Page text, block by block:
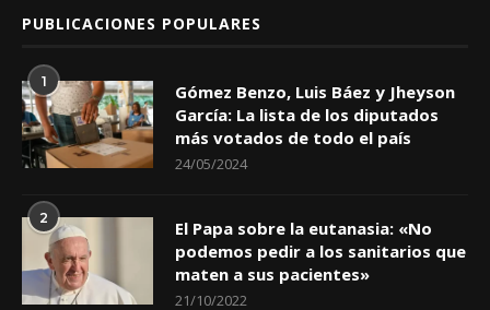
PUBLICACIONES POPULARES
1
Gómez Benzo, Luis Báez y Jheyson
García: La lista de los diputados
más votados de todo el país
24/05/2024
2
El Papa sobre la eutanasia: «No
podemos pedir a los sanitarios que
maten a sus pacientes»
21/10/2022